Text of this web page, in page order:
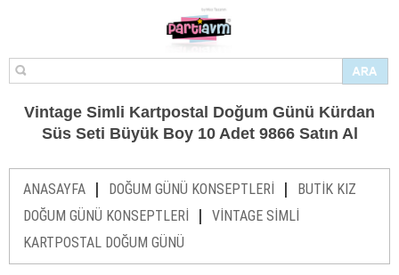
Vintage Simli Kartpostal Doğum Günü Kürdan
Süs Seti Büyük Boy 10 Adet 9866 Satın Al
ANASAYFA | DOĞUM GÜNÜ KONSEPTLERİ |
BUTİK KIZ
DOĞUM GÜNÜ KONSEPTLERİ
|
VİNTAGE SİMLİ
KARTPOSTAL DOĞUM GÜNÜ